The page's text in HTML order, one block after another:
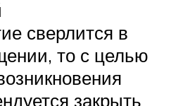
сверлится в
то с целью
закрыть